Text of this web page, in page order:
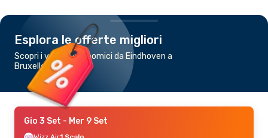
Esplora le offerte migliori
Scopri i voli più economici da Eindhoven a
Bruxelles
Gio 3 Set - Mer 9 Set